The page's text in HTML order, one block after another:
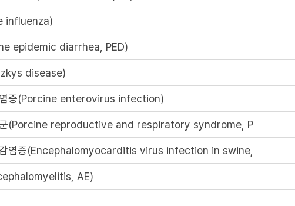
influenza)
epidemic diarrhea, PED)
disease)
염증(Porcine enterovirus infection)
군(Porcine reproductive and respiratory syndrome, P
감염증(Encephalomyocarditis virus infection in swine,
AE)